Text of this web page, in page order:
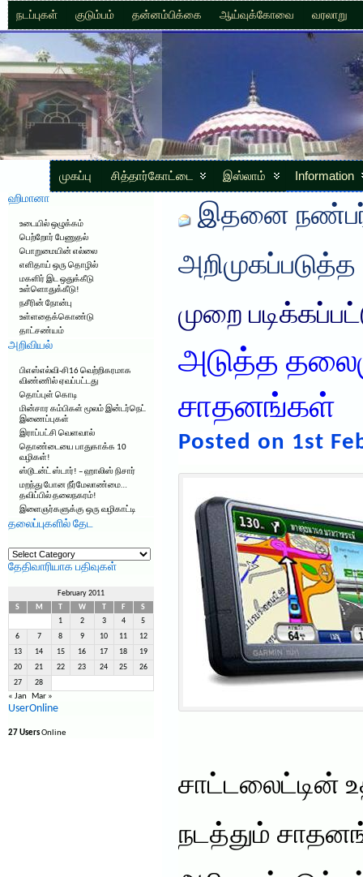
நடப்புகள் குடும்பம் தன்னம்பிக்கை ஆய்வுக்கோவை வரலாறு
முகப்பு சித்தார்கோட்டை இஸ்லாம் Information
ஹிமானா
உடையில் ஒழுக்கம்
பெற்றோர் பேணுதல்
பொறுமையின் எல்லை
எளிதாய் ஒரு தொழில்
மகளிர் இட ஒதுக்கீடு
உள்ளொதுக்கீடு!
நசீரின் நோன்பு
உள்ளதைக்கொண்டு
தாட்சண்யம்
அறிவியல்
பிஎஸ்எல்வி-சி16 வெற்றிகரமாக
விண்ணில் ஏவப்பட்டது
தொப்புள் கொடி
மின்சார கம்பிகள் மூலம் இன்டர்நெட்
இணைப்புகள்
இராப்பட்சி வெளவால்
தொண்டையை பாதுகாக்க 10
வழிகள்!
ஸ்டூடன்ட் ஸ்டார்! – ஹாலிஸ் நிசார்
மறந்து போன நீர்மேலாண்மை…
தவிப்பில் தலைநகரம்!
இளைஞர்களுக்கு ஒரு வழிகாட்டி
தலைப்புகளில் தேட
தலைப்புகளில்
தேட
தேதிவாரியாக பதிவுகள்
February 2011
S
M W F
S
1
2 3 4 5
6 7 8 9 10 11 12
13 14 15 16 17 18 19
20 21 22 23 24 25 26
27 28
« Jan Mar »
UserOnline
27 UsersOnline
இதனை
அறிமுகப்படுத்த
முறை
அடுத்த
சாதனங்கள்
Posted on 1st
சாட்டலைட்டின்
நடத்தும்